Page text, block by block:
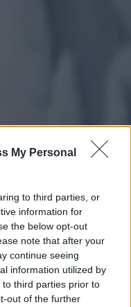
My Personal
to third parties, or
information for
the below opt-out
note that after your
continue seeing
information utilized by
third parties prior to
out of the further
most ők